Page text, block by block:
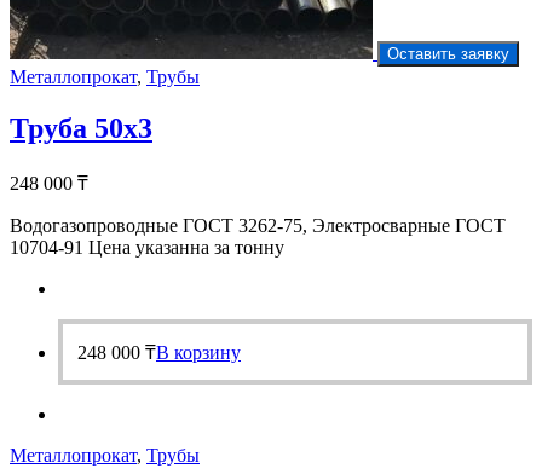
Оставить заявку
Металлопрокат, Трубы
Труба 50х3
248 000 ₸
Водогазопроводные ГОСТ 3262-75, Электросварные ГОСТ
10704-91 Цена указанна за тонну
248 000 ₸В корзину
Металлопрокат, Трубы